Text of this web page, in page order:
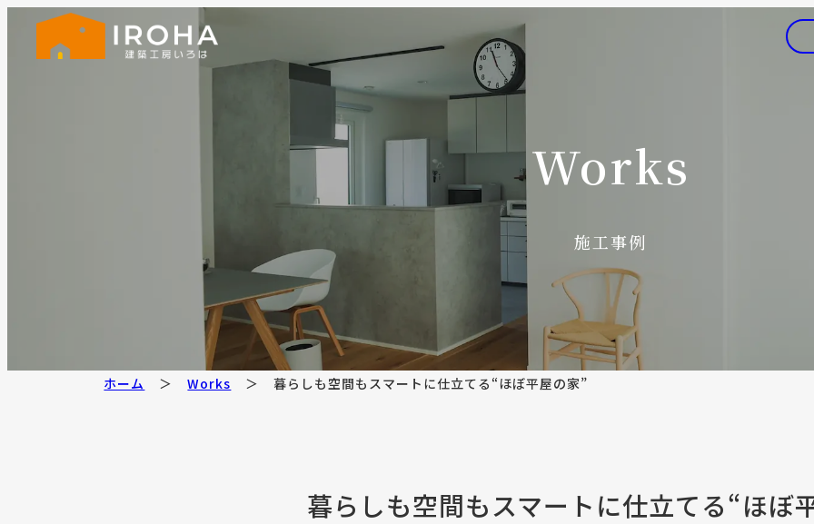
Works
施工事例
ホーム Works 暮らしも空間もスマートに仕立てる“ほぼ平屋の家”
暮らしも空間もスマートに仕立てる“ほぼ